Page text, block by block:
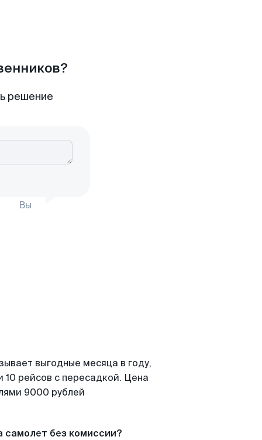
решение
Вы
выгодные месяца в году,
рейсов с пересадкой. Цена
9000 рублей
самолет без комиссии?